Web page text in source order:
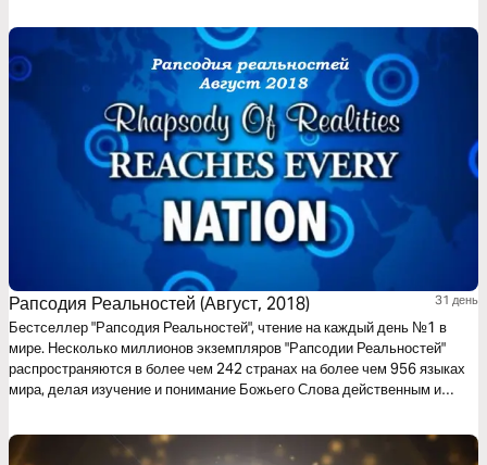
Рапсодия Реальностей (Август, 2018) 31 день
Бестселлер "Рапсодия Реальностей", чтение на каждый день №1 в
мире. Несколько миллионов экземпляров "Рапсодии Реальностей"
распространяются в более чем 242 странах на более чем 956 языках
мира, делая изучение и понимание Божьего Слова действенным и